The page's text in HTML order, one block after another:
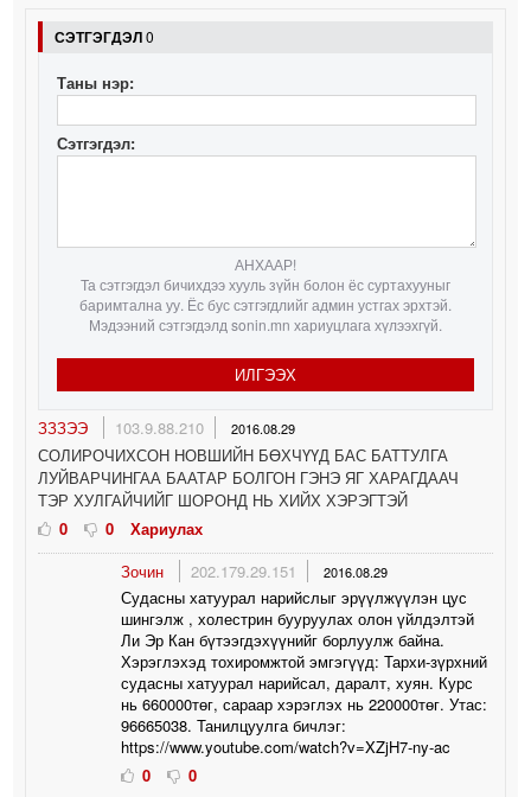
СЭТГЭГДЭЛ0
Таны нэр:
Сэтгэгдэл:
АНХААР!
Та сэтгэгдэл бичихдээ хууль зүйн болон ёс суртахууныг
баримтална уу. Ёс бус сэтгэгдлийг админ устгах эрхтэй.
Мэдээний сэтгэгдэлд sonin.mn хариуцлага хүлээхгүй.
ИЛГЭЭХ
ЗЗЗЭЭ 103.9.88.210 2016.08.29
СОЛИРОЧИХСОН НОВШИЙН БӨХЧҮҮД БАС БАТТУЛГА
ЛУЙВАРЧИНГАА БААТАР БОЛГОН ГЭНЭ ЯГ ХАРАГДААЧ
ТЭР ХУЛГАЙЧИЙГ ШОРОНД НЬ ХИЙХ ХЭРЭГТЭЙ
0
0
Хариулах
Зочин
202.179.29.151 2016.08.29
Судасны хатуурал нарийслыг эрүүлжүүлэн цус
шингэлж , холестрин бууруулах олон үйлдэлтэй
Ли Эр Кан бүтээгдэхүүнийг борлуулж байна.
Хэрэглэхэд тохиромжтой эмгэгүүд: Тархи-зүрхний
судасны хатуурал нарийсал, даралт, хуян. Курс
нь 660000төг, сараар хэрэглэх нь 220000төг. Утас:
96665038. Танилцуулга бичлэг:
https://www.youtube.com/watch?v=XZjH7-ny-ac
0
0